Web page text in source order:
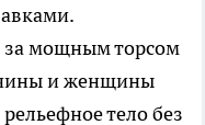
мощным торсом
и женщины
тело без